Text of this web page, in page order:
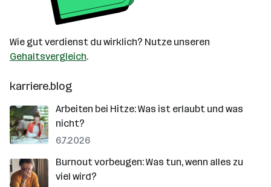
Wie gut verdienst du wirklich? Nutze unseren
Gehaltsvergleich.
karriere.blog
Arbeiten bei Hitze: Was ist erlaubt und was
nicht?
6.7.2026
Burnout vorbeugen: Was tun, wenn alles zu
viel wird?